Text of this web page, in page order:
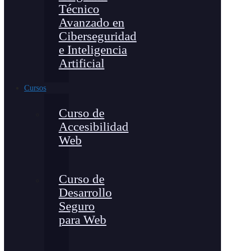
Técnico
Avanzado en
Ciberseguridad
e Inteligencia
Artificial
Cursos
Curso de
Accesibilidad
Web
Curso de
Desarrollo
Seguro
para Web